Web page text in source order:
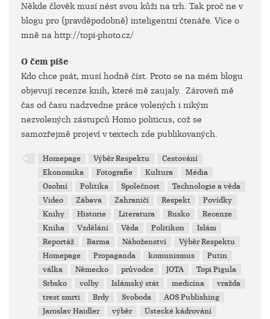
Někde člověk musí nést svou kůži na trh. Tak proč ne v
blogu pro (pravděpodobně) inteligentní čtenáře. Více o
mně na http://topi-photo.cz/
O čem píše
Kdo chce psát, musí hodně číst. Proto se na mém blogu
objevují recenze knih, které mě zaujaly. Zároveň mě
čas od času nadzvedne práce volených i nikým
nezvolených zástupců Homo politicus, což se
samozřejmě projeví v textech zde publikovaných.
Homepage Výběr Respektu
Cestování
Ekonomika
Fotografie Kultura
Média
Osobní
Politika Společnost
Technologie a věda
Video
Zábava Zahraničí Respekt
Povídky
Knihy
Historie Literatura Rusko
Recenze
Kniha
Vzdělání Věda Politikon
Islám
Reportáž
Barma Náboženství
Výběr Respektu
Homepage
Propaganda komunismus
Putin
válka
Německo průvodce JOTA
Topi Pigula
Srbsko
volby Islámský stát medicína
vražda
trest smrti
Brdy Svoboda
AOS Publishing
Jaroslav Haidler
výběr
Ústecké kádrování